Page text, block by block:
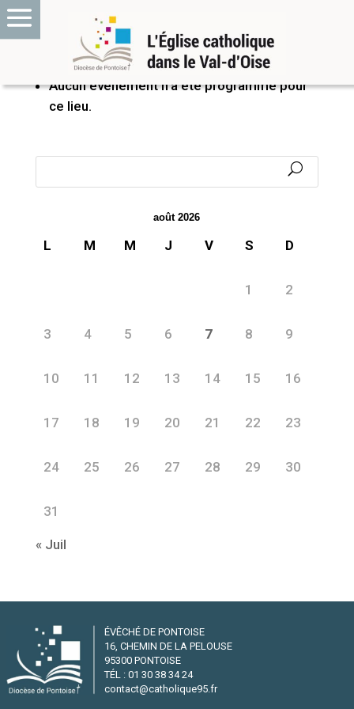
PROCHAINS ÉVÉNEMENTS
Aucun événement n’a été programmé pour
ce lieu.
août 2026
L M M J V S D
1 2
3 4 5 6 7 8 9
10 11 12 13 14 15 16
17 18 19 20 21 22 23
24 25 26 27 28 29 30
31
« Juil
ÉVÊCHÉ DE PONTOISE
16, CHEMIN DE LA PELOUSE
95300 PONTOISE
TÉL : 01 30 38 34 24
contact@catholique95.fr